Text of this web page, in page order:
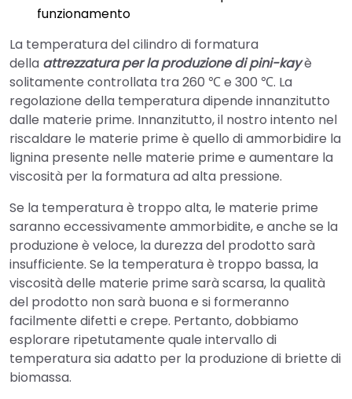
funzionamento
La temperatura del cilindro di formatura
della attrezzatura per la produzione di pini-kayè
solitamente controllata tra 260 ℃ e 300 ℃. La
regolazione della temperatura dipende innanzitutto
dalle materie prime. Innanzitutto, il nostro intento nel
riscaldare le materie prime è quello di ammorbidire la
lignina presente nelle materie prime e aumentare la
viscosità per la formatura ad alta pressione.
Se la temperatura è troppo alta, le materie prime
saranno eccessivamente ammorbidite, e anche se la
produzione è veloce, la durezza del prodotto sarà
insufficiente. Se la temperatura è troppo bassa, la
viscosità delle materie prime sarà scarsa, la qualità
del prodotto non sarà buona e si formeranno
facilmente difetti e crepe. Pertanto, dobbiamo
esplorare ripetutamente quale intervallo di
temperatura sia adatto per la produzione di briette di
biomassa.